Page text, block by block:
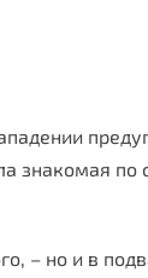
знакомая
– но и в